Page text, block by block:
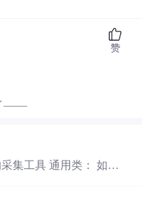
赞
——
集工具 通用类： 如火